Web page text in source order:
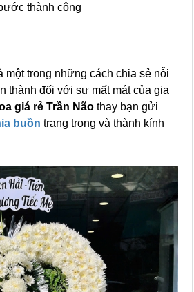
thành công
một trong những cách chia sẻ nỗi
thành đối với sự mất mát của gia
giá rẻ Trần Não thay bạn gửi
buồn trang trọng và thành kính